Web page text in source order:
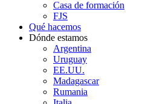
Casa de formación
FJS
Qué hacemos
Dónde estamos
Argentina
Uruguay
EE.UU.
Madagascar
Rumania